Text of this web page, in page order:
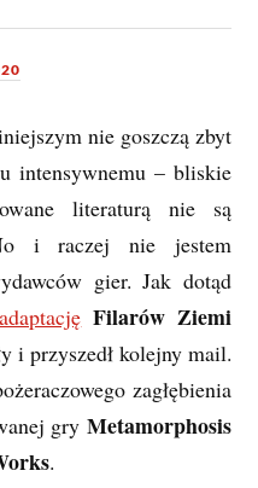
nie goszczą zbyt
intensywnemu – bliskie
literaturą nie są
i raczej nie jestem
gier. Jak dotąd
Filarów Ziemi
i przyszedł kolejny mail.
zagłębienia
gry Metamorphosis
.